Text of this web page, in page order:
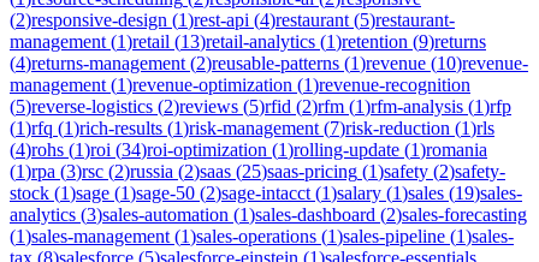
(2)responsive-design (1)rest-api (4)restaurant (5)restaurant-
management (1)retail (13)retail-analytics (1)retention (9)returns
(4)returns-management (2)reusable-patterns (1)revenue (10)revenue-
management (1)revenue-optimization (1)revenue-recognition
(5)reverse-logistics (2)reviews (5)rfid (2)rfm (1)rfm-analysis (1)rfp
(1)rfq (1)rich-results (1)risk-management (7)risk-reduction (1)rls
(4)rohs (1)roi (34)roi-optimization (1)rolling-update (1)romania
(1)rpa (3)rsc (2)russia (2)saas (25)saas-pricing (1)safety (2)safety-
stock (1)sage (1)sage-50 (2)sage-intacct (1)salary (1)sales (19)sales-
analytics (3)sales-automation (1)sales-dashboard (2)sales-forecasting
(1)sales-management (1)sales-operations (1)sales-pipeline (1)sales-
tax (8)salesforce (5)salesforce-einstein (1)salesforce-essentials